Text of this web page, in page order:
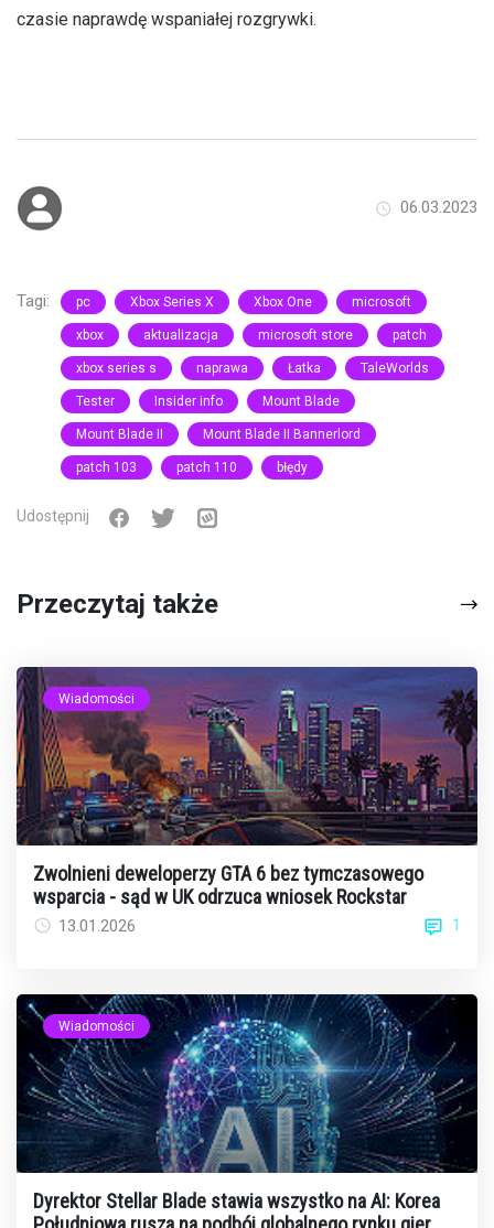
czasie naprawdę wspaniałej rozgrywki.
06.03.2023
Tagi: pc Xbox Series X Xbox One microsoft
xbox aktualizacja microsoft store patch
xbox series s naprawa Łatka TaleWorlds
Tester Insider info Mount Blade
Mount Blade II Mount Blade II Bannerlord
patch 103 patch 110 błędy
Udostępnij
Przeczytaj także
Wiadomości
Zwolnieni deweloperzy GTA 6 bez tymczasowego
wsparcia - sąd w UK odrzuca wniosek Rockstar
13.01.2026 1
Wiadomości
Dyrektor Stellar Blade stawia wszystko na AI: Korea